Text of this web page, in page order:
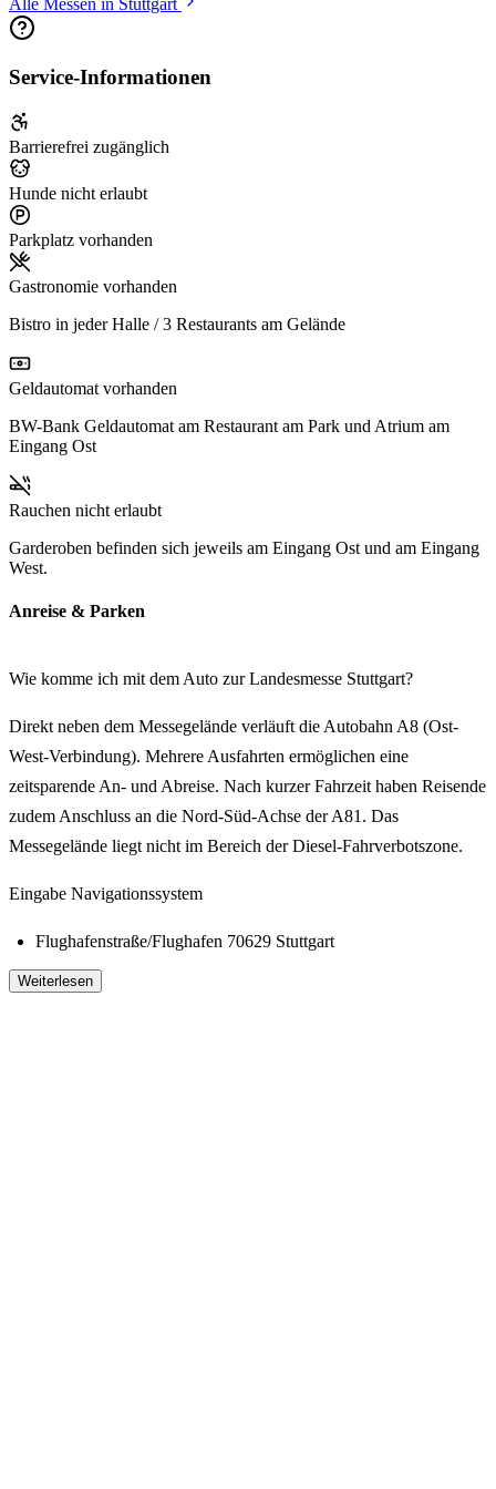
Service-Informationen
Barrierefrei zugänglich
Hunde nicht erlaubt
Parkplatz vorhanden
Gastronomie vorhanden
Bistro in jeder Halle / 3 Restaurants am Gelände
Geldautomat vorhanden
BW-Bank Geldautomat am Restaurant am Park und Atrium am
Eingang Ost
Rauchen nicht erlaubt
Garderoben befinden sich jeweils am Eingang Ost und am Eingang
West.
Anreise & Parken
Wie komme ich mit dem Auto zur Landesmesse Stuttgart?
Direkt neben dem Messegelände verläuft die Autobahn A8 (Ost-
West-Verbindung). Mehrere Ausfahrten ermöglichen eine
zeitsparende An- und Abreise. Nach kurzer Fahrzeit haben Reisende
zudem Anschluss an die Nord-Süd-Achse der A81. Das
Messegelände liegt nicht im Bereich der Diesel-Fahrverbotszone.
Eingabe Navigationssystem
Flughafenstraße/Flughafen 70629 Stuttgart
bei älteren Systemen: 70629 Leinfelden-Echterdingen
Weiterlesen